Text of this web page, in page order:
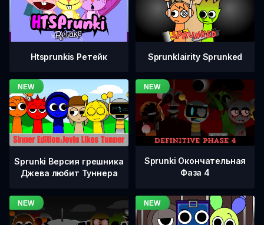
Htsprunkis Ретейк Sprunklairity Sprunked
Sprunki Версия грешника
Джева любит Туннера
Sprunki Окончательная
Фаза 4